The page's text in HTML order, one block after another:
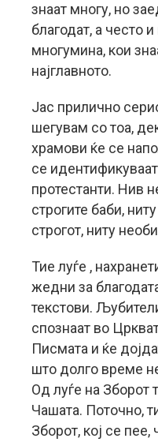
знаат многу, но
благодат, а често
многумина, кои
најглавното.
Јас прилично
шегувам со тоа,
храмови ќе се
се
протестанти. Нив
строгите баби,
строгот, ниту
Тие луѓе ,
жедни за
текстови.
спознаат во
Писмата и ќе
што долго време
Од луѓе на Зборот
Чашата. Поточно,
Зборот, кој се пее,